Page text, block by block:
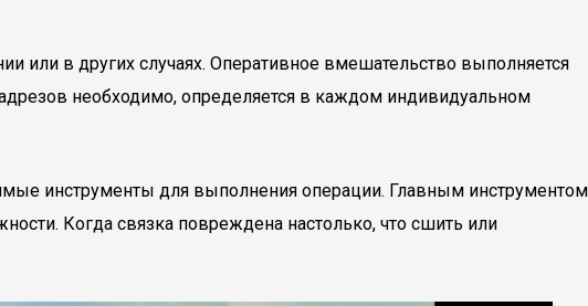
или в других случаях. Оперативное вмешательство выполняется
необходимо, определяется в каждом индивидуальном
инструменты для выполнения операции. Главным инструментом
Когда связка повреждена настолько, что сшить или